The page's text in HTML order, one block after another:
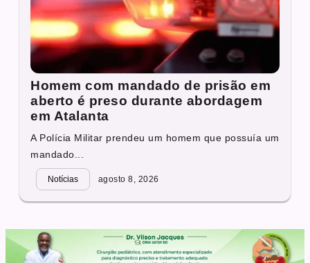
Homem com mandado de prisão em
aberto é preso durante abordagem
em Atalanta
A Polícia Militar prendeu um homem que possuía um
mandado...
Notícias agosto 8, 2026